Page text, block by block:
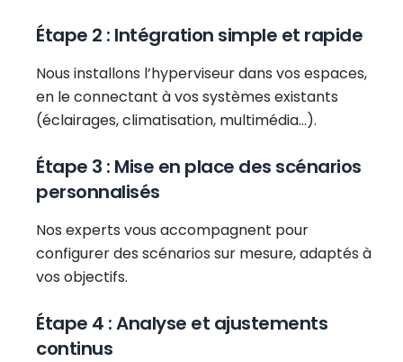
Étape 2 : Intégration simple et rapide
Nous installons l’hyperviseur dans vos espaces,
en le connectant à vos systèmes existants
(éclairages, climatisation, multimédia…).
Étape 3 : Mise en place des scénarios
personnalisés
Nos experts vous accompagnent pour
configurer des scénarios sur mesure, adaptés à
vos objectifs.
Étape 4 : Analyse et ajustements
continus